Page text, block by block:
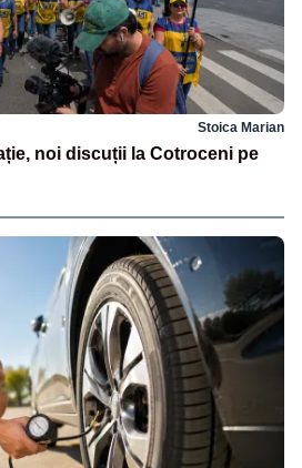
Stoica Marian
noi discuții la Cotroceni pe